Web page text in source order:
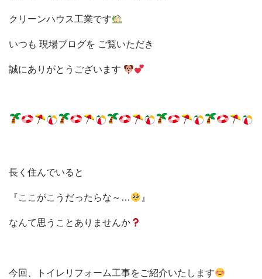
クリーンハウス工業です
いつも 現場ブログを ご覧いただき
誠にありがとうございます
長く住んでいると
『ここがこうだったらな～… 』
なんて思うことありませんか
今回、トイレリフォーム工事をご紹介いたします